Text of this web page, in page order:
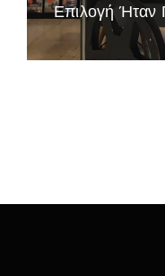
Επιλογή Ήταν